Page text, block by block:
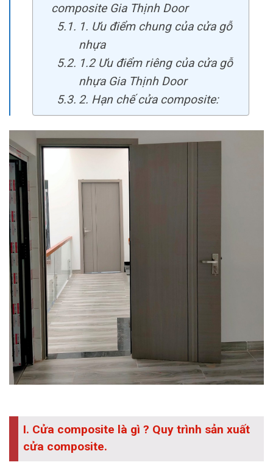
composite Gia Thịnh Door
1. Ưu điểm chung của cửa gỗ
nhựa
1.2 Ưu điểm riêng của cửa gỗ
nhựa Gia Thịnh Door
2. Hạn chế cửa composite:
I. Cửa composite là gì ? Quy trình sản xuất
cửa composite.